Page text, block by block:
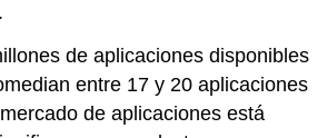
de aplicaciones disponibles
entre 17 y 20 aplicaciones
de aplicaciones está